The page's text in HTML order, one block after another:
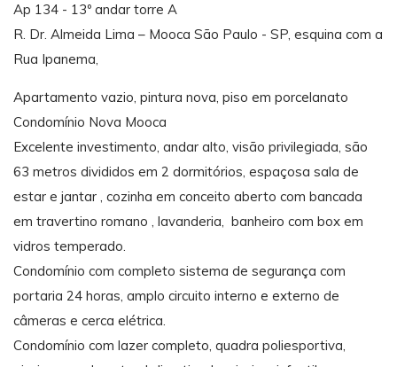
Ap 134 - 13º andar torre A
R. Dr. Almeida Lima – Mooca São Paulo - SP, esquina com a
Rua Ipanema,
Apartamento vazio, pintura nova, piso em porcelanato
Condomínio Nova Mooca
Excelente investimento, andar alto, visão privilegiada, são
63 metros divididos em 2 dormitórios, espaçosa sala de
estar e jantar , cozinha em conceito aberto com bancada
em travertino romano , lavanderia, banheiro com box em
vidros temperado.
Condomínio com completo sistema de segurança com
portaria 24 horas, amplo circuito interno e externo de
câmeras e cerca elétrica.
Condomínio com lazer completo, quadra poliesportiva,